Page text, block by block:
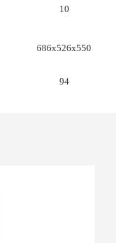
10
686х526х550
94